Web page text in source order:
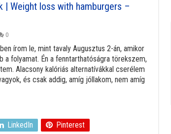
| Weight loss with hamburgers –
0
írom le, mint tavaly Augusztus 2-án, amikor
folyamat. Én a fenntarthatóságra törekszem,
Alacsony kalóriás alternatívákkal cserélem
és csak addig, amíg jóllakom, nem amíg
LinkedIn Pinterest